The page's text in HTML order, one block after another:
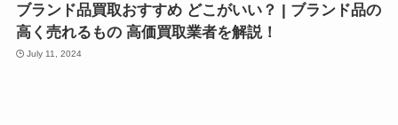
ブランド品買取おすすめ どこがいい？ | ブランド品の
高く売れるもの 高価買取業者を解説！
July 11, 2024